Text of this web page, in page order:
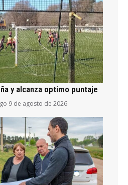
y alcanza optimo puntaje
9 de agosto de 2026